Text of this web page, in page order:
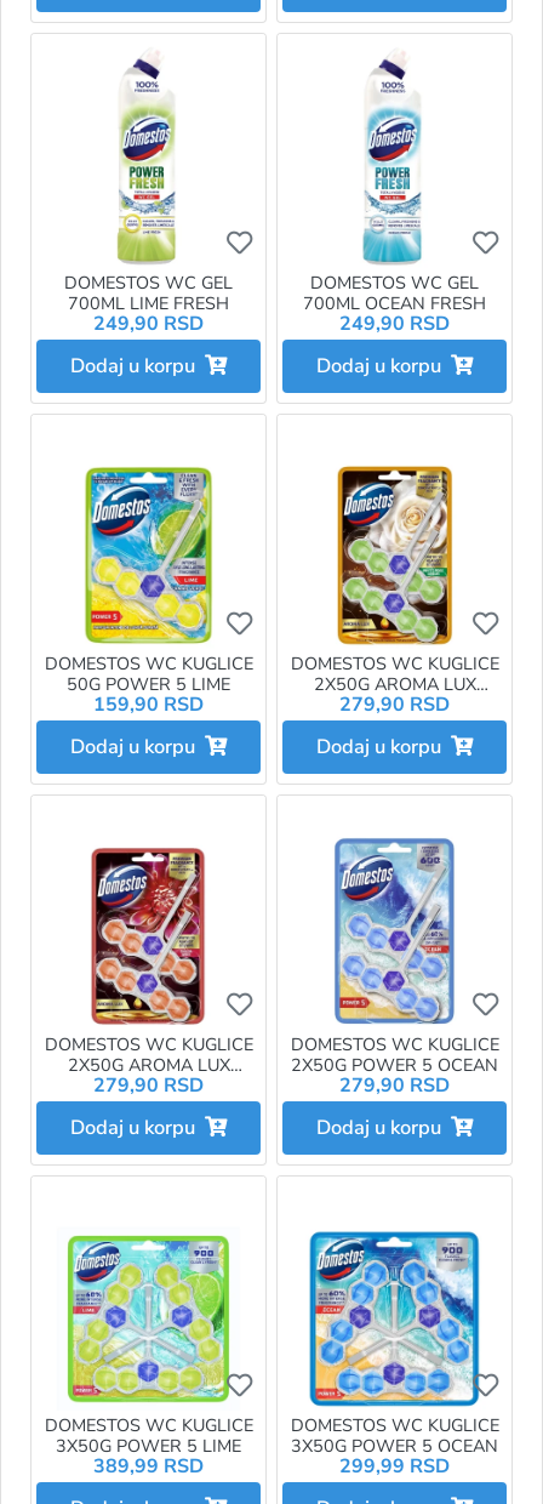
Ukoliko želite da dodate
DOMESTOS WC GEL
700ML LIME FRESH
249,90 RSD
Dodaj u korpu
DOMESTOS WC GEL
700ML OCEAN FRESH
249,90 RSD
Dodaj u korpu
Ukoliko želite da dodate
DOMESTOS WC KUGLICE
50G POWER 5 LIME
159,90 RSD
Dodaj u korpu
DOMESTOS WC KUGLICE
2X50G AROMA LUX
WHITE ROSE
279,90 RSD
Dodaj u korpu
Ukoliko želite da dodate
DOMESTOS WC KUGLICE
2X50G AROMA LUX
DAHLIA
279,90 RSD
Dodaj u korpu
DOMESTOS WC KUGLICE
2X50G POWER 5 OCEAN
279,90 RSD
Dodaj u korpu
Ukoliko želite da dodate
DOMESTOS WC KUGLICE
3X50G POWER 5 LIME
389,99 RSD
DOMESTOS WC KUGLICE
3X50G POWER 5 OCEAN
299,99 RSD